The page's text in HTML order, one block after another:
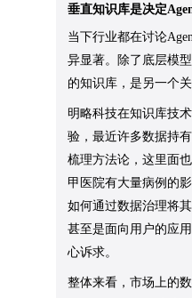
垂直知识库是决定
当下行业都在讨论
异显著。除了底层模
的知识库，是另一个关
明略科技在知识库技
验，最近许多数据持
梳理方法论，这里面
甲医院有大量病例的
如何通过数据治理将
甚至是面向用户的应
心诉求。
整体来看，市场上的